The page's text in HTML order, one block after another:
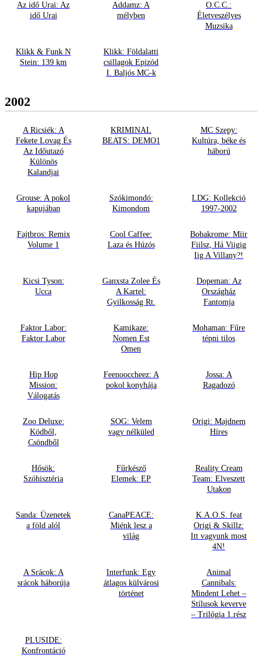
Az idő Urai: Az
idő Urai
Addamz: A
mélyben
O.C.C.:
Életveszélyes
Muzsika
Klikk & Funk N
Stein: 139 km
Klikk: Földalatti
csillagok Epizód
I. Baljós MC-k
2002
A Ricsiék: A
Fekete Lovag És
Az Időutazó
Különös
Kalandjai
KRIMINAL
BEATS: DEMO1
MC Szepy:
Kultúra, béke és
háború
Grouse: A pokol
kapujában
Szókimondó:
Kimondom
LDG: Kollekció
1997-2002
Fajtbros: Remix
Volume 1
Cool Caffee:
Laza és Húzós
Bobakrome: Miir
Fiilsz, Há Viigig
Iig A Villany?!
Kicsi Tyson:
Ucca
Ganxsta Zolee És
A Kartel:
Gyilkosság Rt.
Dopeman: Az
Országház
Fantomja
Faktor Labor:
Faktor Labor
Kamikaze:
Nomen Est
Omen
Mohaman: Fűre
tépni tilos
Hip Hop
Mission:
Válogatás
Feenooccheez: A
pokol konyhája
Jossa: A
Ragadozó
Zoo Deluxe:
Ködből,
Csöndből
SOG: Velem
vagy nélküled
Origi: Majdnem
Híres
Hősök:
Szóhisztéria
Fűrkésző
Elemek: EP
Reality Cream
Team: Elveszett
Utakon
Sanda: Üzenetek
a föld alól
CanaPEACE:
Miénk lesz a
világ
K.A.O.S. feat
Origi & Skillz:
Itt vagyunk most
4N!
A Srácok: A
srácok háborúja
Interfunk: Egy
átlagos külvárosi
történet
Animal
Cannibals:
Mindent Lehet –
Stílusok keverve
– Trilógia 1.rész
PLUSIDE:
Konfrontáció